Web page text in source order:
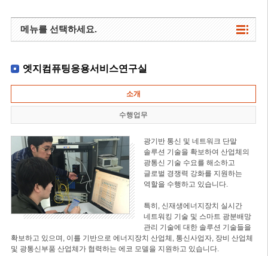
메뉴를 선택하세요.
엣지컴퓨팅응용서비스연구실
소개
수행업무
광기반 통신 및 네트워크 단말
솔루션 기술을 확보하여 산업체의
광통신 기술 수요를 해소하고
글로벌 경쟁력 강화를 지원하는
역할을 수행하고 있습니다.
특히, 신재생에너지장치 실시간
네트워킹 기술 및 스마트 광분배망
관리 기술에 대한 솔루션 기술들을
확보하고 있으며, 이를 기반으로 에너지장치 산업체, 통신사업자, 장비 산업체
및 광통신부품 산업체가 협력하는 에코 모델을 지원하고 있습니다.